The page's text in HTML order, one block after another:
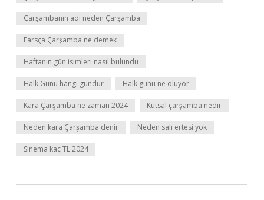
Çarşambanın adı neden Çarşamba
Farsça Çarşamba ne demek
Haftanın gün isimleri nasıl bulundu
Halk Günü hangi gündür Halk günü ne oluyor
Kara Çarşamba ne zaman 2024 Kutsal çarşamba nedir
Neden kara Çarşamba denir Neden salı ertesi yok
Sinema kaç TL 2024